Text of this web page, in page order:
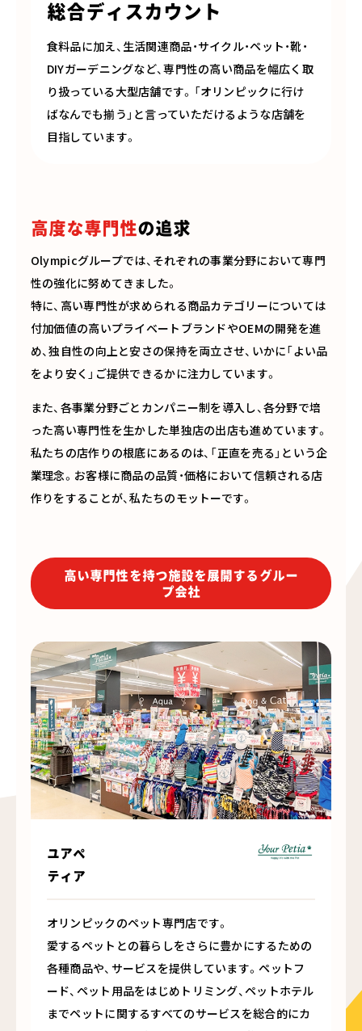
総合ディスカウント
食料品に加え、生活関連商品・サイクル・ペット・靴・
DIYガーデニングなど、専門性の高い商品を幅広く取
り扱っている大型店舗です。「オリンピックに行け
ばなんでも揃う」と言っていただけるような店舗を
目指しています。
高度な専門性の追求
Olympicグループでは、それぞれの事業分野において専門
性の強化に努めてきました。
特に、高い専門性が求められる商品カテゴリーについては
付加価値の高いプライベートブランドやOEMの開発を進
め、独自性の向上と安さの保持を両立させ、いかに「よい品
をより安く」ご提供できるかに注力しています。
また、各事業分野ごとカンパニー制を導入し、各分野で培
った高い専門性を生かした単独店の出店も進めています。
私たちの店作りの根底にあるのは、「正直を売る」という企
業理念。お客様に商品の品質・価格において信頼される店
作りをすることが、私たちのモットーです。
高い専門性を持つ施設を展開するグルー
プ会社
ユアペ
ティア
オリンピックのペット専門店です。
愛するペットとの暮らしをさらに豊かにするための
各種商品や、サービスを提供しています。ペットフ
ード、ペット用品をはじめトリミング、ペットホテル
までペットに関するすべてのサービスを総合的にカ